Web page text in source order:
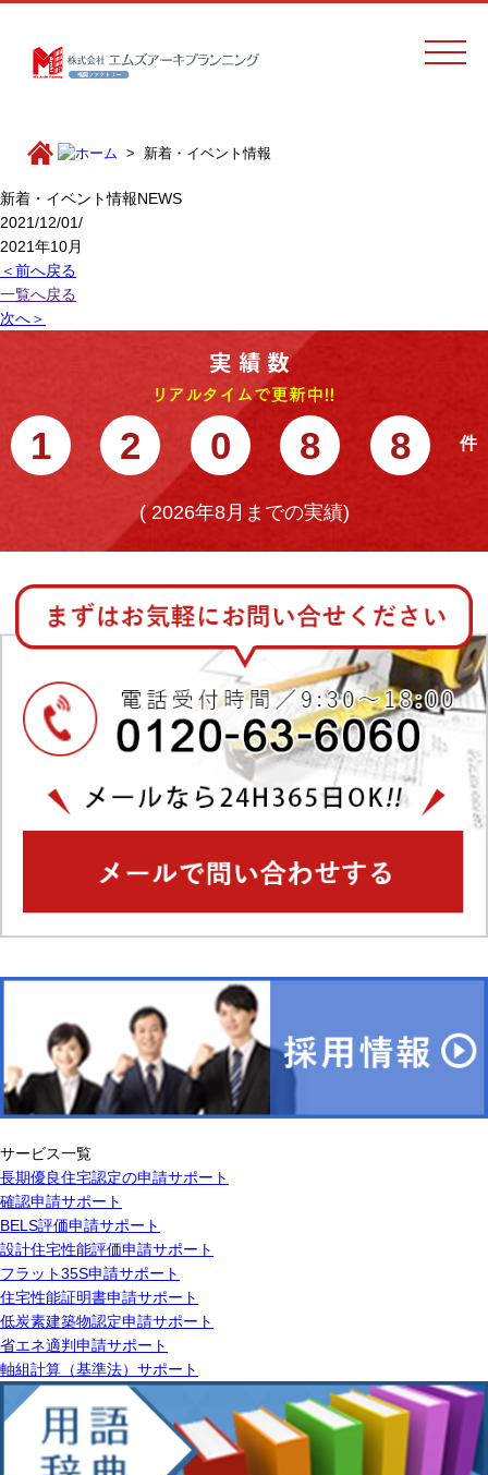
新着・イベント情報
新着・イベント情報NEWS
2021/12/01/
2021年10月
＜前へ戻る
一覧へ戻る
次へ＞
1 2 0 8 8
(2026年8月までの実績)
サービス一覧
長期優良住宅認定の申請サポート
確認申請サポート
BELS評価申請サポート
設計住宅性能評価申請サポート
フラット35S申請サポート
住宅性能証明書申請サポート
低炭素建築物認定申請サポート
省エネ適判申請サポート
軸組計算（基準法）サポート